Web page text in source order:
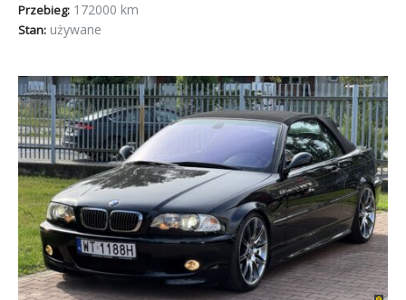
Przebieg: 172000 km
Stan: używane